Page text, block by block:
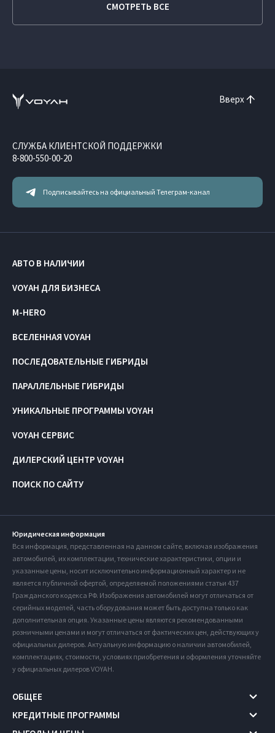
СМОТРЕТЬ ВСЕ
Вверх
Подписывайтесь на официальный Телеграм-канал
СЛУЖБА КЛИЕНТСКОЙ ПОДДЕРЖКИ
8-800-550-00-20
АВТО В НАЛИЧИИ
VOYAH ДЛЯ БИЗНЕСА
M-HERO
ПОИСК ПО САЙТУ
ВСЕЛЕННАЯ VOYAH
ПОСЛЕДОВАТЕЛЬНЫЕ ГИБРИДЫ
ПАРАЛЛЕЛЬНЫЕ ГИБРИДЫ
УНИКАЛЬНЫЕ ПРОГРАММЫ VOYAH
VOYAH СЕРВИС
ДИЛЕРСКИЙ ЦЕНТР VOYAH
Юридическая информация
Вся информация, представленная на данном сайте, включая изображения
автомобилей, их комплектации, технические характеристики, опции и
указанные цены, носит исключительно информационный характер и не
является публичной офертой, определяемой положениями статьи 437
Гражданского кодекса РФ. Изображения автомобилей могут отличаться от
серийных моделей, часть оборудования может быть доступна только как
дополнительная опция. Указанные цены являются рекомендованными
розничными ценами и могут отличаться от фактических цен, действующих у
официальных дилеров. Актуальную информацию о наличии автомобилей,
комплектациях, стоимости, условиях приобретения и оформления уточняйте
у официальных дилеров VOYAH.
ОБЩЕЕ
КРЕДИТНЫЕ ПРОГРАММЫ